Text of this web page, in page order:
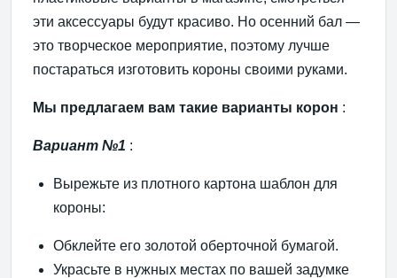
эти аксессуары будут красиво. Но осенний бал —
это творческое мероприятие, поэтому лучше
постараться изготовить короны своими руками.
Мы предлагаем вам такие варианты корон :
Вариант №1 :
Вырежьте из плотного картона шаблон для
короны:
Обклейте его золотой оберточной бумагой.
Украсьте в нужных местах по вашей задумке